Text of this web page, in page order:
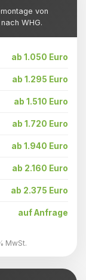
von
WHG.
ab 1.050 Euro
ab 1.295 Euro
ab 1.510 Euro
ab 1.720 Euro
ab 1.940 Euro
ab 2.160 Euro
ab 2.375 Euro
auf Anfrage
MwSt.